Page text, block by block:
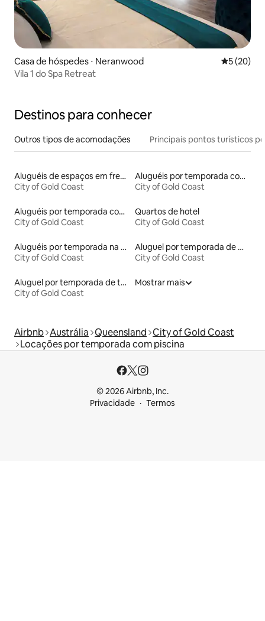
Casa de hóspedes ⋅ Neranwood 5 de uma
5 (20)
Vila 1 do Spa Retreat
Destinos para conhecer
Outros tipos de acomodações Principais pontos turísticos
Aluguéis de espaços em frente à praia
City of Gold Coast
Aluguéis por temporada com cama de altura acessível
City of Gold Coast
Aluguéis por temporada com sauna
City of Gold Coast
Quartos de hotel
City of Gold Coast
Aluguéis por temporada na orla
City of Gold Coast
Aluguel por temporada de microcasas
City of Gold Coast
Aluguel por temporada de townhouses
City of Gold Coast
Mostrar mais
Airbnb Austrália Queensland City of Gold Coast
Locações por temporada com piscina
© 2026 Airbnb, Inc.
Privacidade
Termos